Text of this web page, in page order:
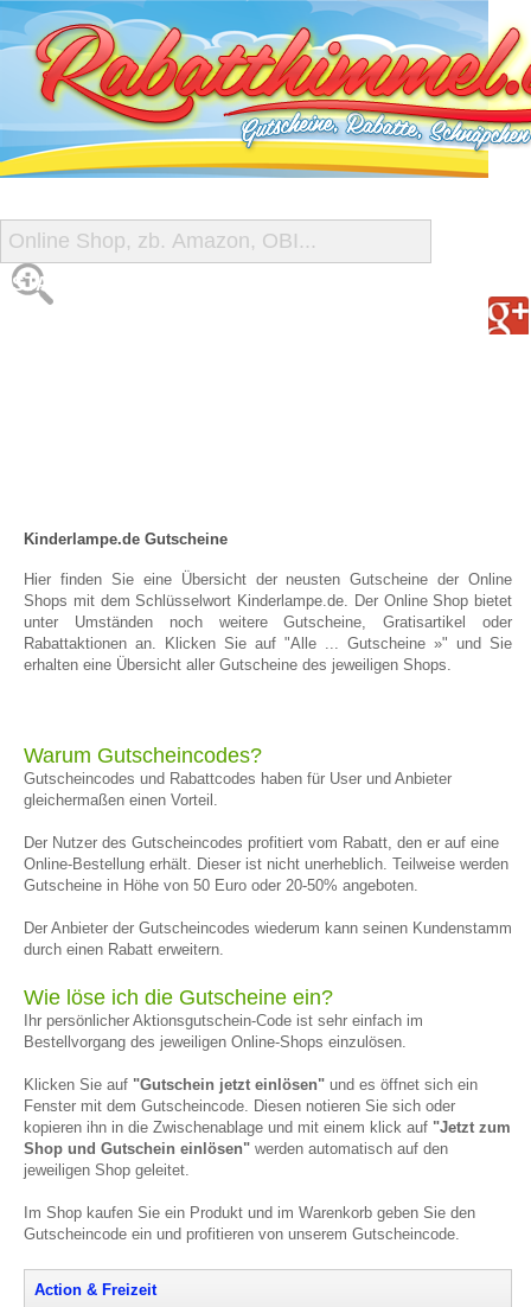
START
Kinderlampe.de Gutscheine
Hier finden Sie eine Übersicht der neusten Gutscheine der Online
Shops mit dem Schlüsselwort Kinderlampe.de. Der Online Shop bietet
unter Umständen noch weitere Gutscheine, Gratisartikel oder
Rabattaktionen an. Klicken Sie auf "Alle ... Gutscheine »" und Sie
erhalten eine Übersicht aller Gutscheine des jeweiligen Shops.
Warum Gutscheincodes?
Gutscheincodes und Rabattcodes haben für User und Anbieter
gleichermaßen einen Vorteil.
Der Nutzer des Gutscheincodes profitiert vom Rabatt, den er auf eine
Online-Bestellung erhält. Dieser ist nicht unerheblich. Teilweise werden
Gutscheine in Höhe von 50 Euro oder 20-50% angeboten.
Der Anbieter der Gutscheincodes wiederum kann seinen Kundenstamm
durch einen Rabatt erweitern.
Wie löse ich die Gutscheine ein?
Ihr persönlicher Aktionsgutschein-Code ist sehr einfach im
Bestellvorgang des jeweiligen Online-Shops einzulösen.
Klicken Sie auf "Gutschein jetzt einlösen" und es öffnet sich ein
Fenster mit dem Gutscheincode. Diesen notieren Sie sich oder
kopieren ihn in die Zwischenablage und mit einem klick auf "Jetzt zum
Shop und Gutschein einlösen" werden automatisch auf den
jeweiligen Shop geleitet.
Im Shop kaufen Sie ein Produkt und im Warenkorb geben Sie den
Gutscheincode ein und profitieren von unserem Gutscheincode.
Action & Freizeit